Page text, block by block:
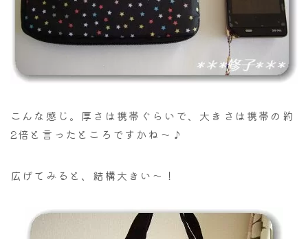
こんな感じ。厚さは携帯ぐらいで、大きさは携帯の約
2倍と言ったところですかね～♪
広げてみると、結構大きい～！